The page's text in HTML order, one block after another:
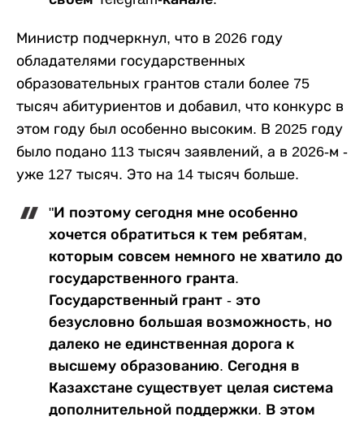
Министр подчеркнул, что в 2026 году
обладателями государственных
образовательных грантов стали более 75
тысяч абитуриентов и добавил, что конкурс в
этом году был особенно высоким. В 2025 году
было подано 113 тысяч заявлений, а в 2026-м -
уже 127 тысяч. Это на 14 тысяч больше.
"И поэтому сегодня мне особенно
хочется обратиться к тем ребятам,
которым совсем немного не хватило до
государственного гранта.
Государственный грант - это
безусловно большая возможность, но
далеко не единственная дорога к
высшему образованию. Сегодня в
Казахстане существует целая система
дополнительной поддержки. В этом